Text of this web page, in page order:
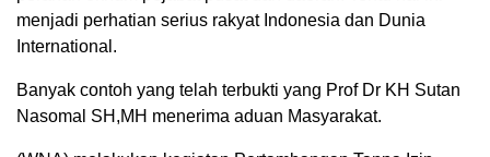
menjadi perhatian serius rakyat Indonesia dan Dunia
International.
Banyak contoh yang telah terbukti yang Prof Dr KH Sutan
Nasomal SH,MH menerima aduan Masyarakat.